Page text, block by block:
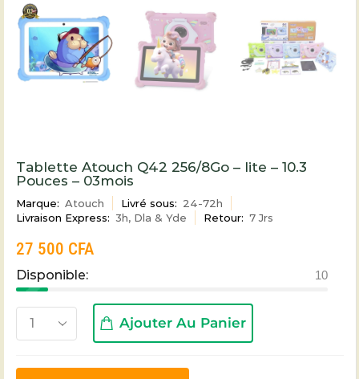
Tablette Atouch Q42 256/8Go – lite – 10.3
Pouces – 03mois
Marque: Atouch Livré sous: 24-72h
Livraison Express: 3h, Dla & Yde Retour: 7 Jrs
27 500 CFA
Disponible: 10
Ajouter Au Panier